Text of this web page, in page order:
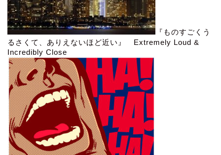
『ものすごくう
るさくて、ありえないほど近い』 Extremely Loud &
Incredibly Close